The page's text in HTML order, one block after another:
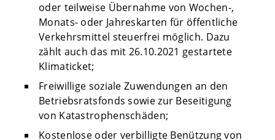
oder teilweise Übernahme von Wochen-,
Monats- oder Jahreskarten für öffentliche
Verkehrsmittel steuerfrei möglich. Dazu
zählt auch das mit 26.10.2021 gestartete
Klimaticket;
Freiwillige soziale Zuwendungen an den
Betriebsratsfonds sowie zur Beseitigung
von Katastrophenschäden;
Kostenlose oder verbilligte Benützung von